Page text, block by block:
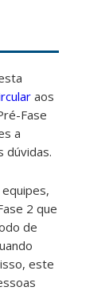
aos
Fase
a
dúvidas.
2 que
de
este